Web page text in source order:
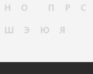
Н
О П Р С
Ш
Э Ю Я